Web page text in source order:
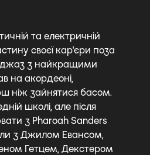
та електричній
своєї кар'єри поза
джаз з найкращими
на акордеоні,
ніж зайнятися басом.
школі, але після
з Pharoah Sanders
з Джилом Евансом,
Гетцем, Декстером